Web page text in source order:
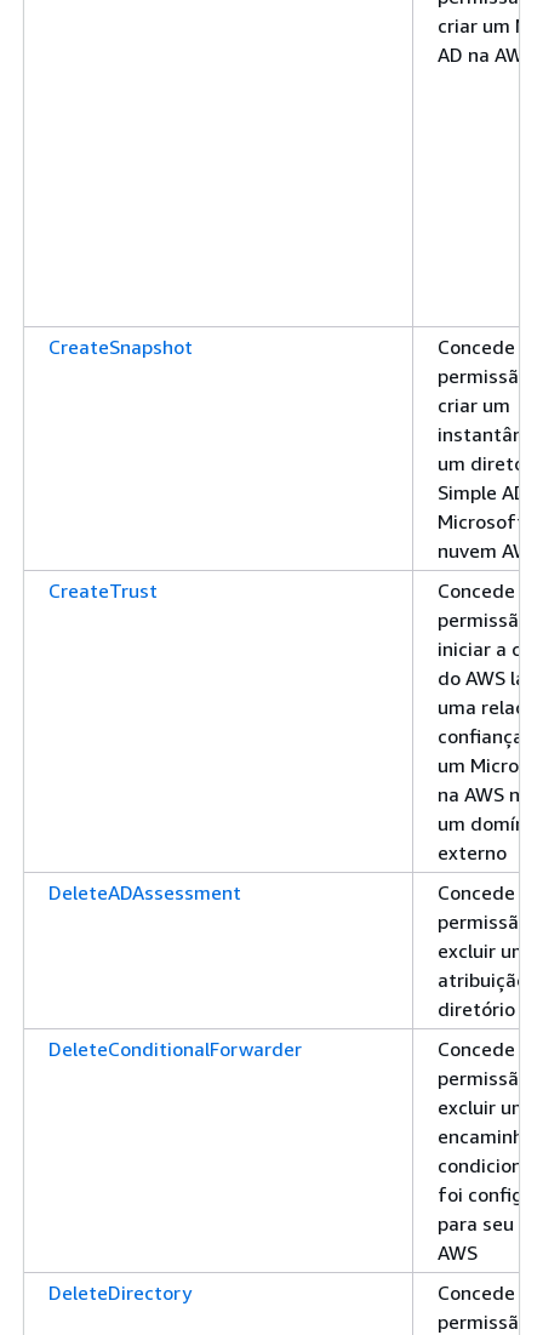
criar um
AD na AWS
CreateSnapshot
Concede
permissão
criar um
um
Simple AD
Microsoft
nuvem AWS
CreateTrust
Concede
permissão
iniciar a
do AWS
uma
confiança
um
na AWS
um domínio
externo
DeleteADAssessment
Concede
permissão
excluir uma
atribuição
diretório
DeleteConditionalForwarder
Concede
permissão
excluir um
condicional
foi
para seu
AWS
DeleteDirectory
Concede
permissão